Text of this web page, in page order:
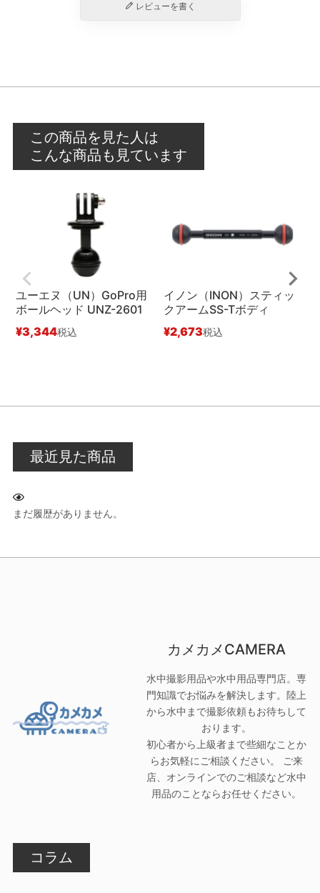
レビューを書く
この商品を見た人は
こんな商品も見ています
ユーエヌ（UN）GoPro用
ボールヘッド UNZ-2601
¥3,344税込
イノン（INON）スティッ
クアームSS-Tボディ
¥2,673税込
最近見た商品
まだ履歴がありません。
カメカメCAMERA
水中撮影用品や水中用品専門店。専
門知識でお悩みを解決します。陸上
から水中まで撮影依頼もお待ちして
おります。
初心者から上級者まで些細なことか
らお気軽にご相談ください。 ご来
店、オンラインでのご相談など水中
用品のことならお任せください。
コラム